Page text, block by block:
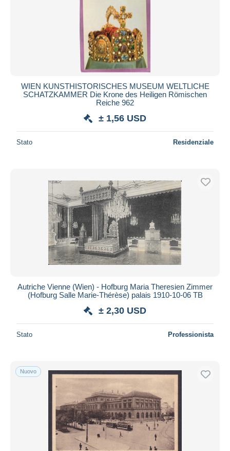
WIEN KUNSTHISTORISCHES MUSEUM WELTLICHE
SCHATZKAMMER Die Krone des Heiligen Römischen
Reiche 962
± 1,56 USD
Stato Residenziale
Autriche Vienne (Wien) - Hofburg Maria Theresien Zimmer
(Hofburg Salle Marie-Thérèse) palais 1910-10-06 TB
± 2,30 USD
Stato Professionista
Nuovo